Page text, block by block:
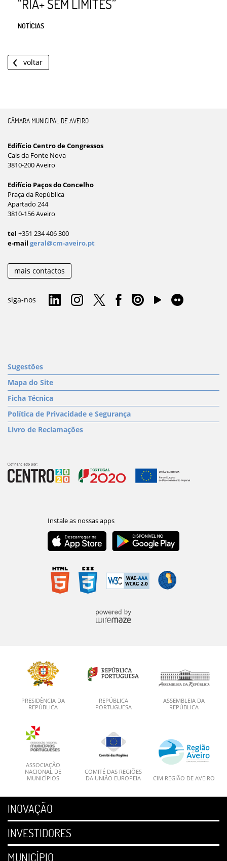
“RIA+ SEM LIMITES”
NOTÍCIAS
voltar
CÂMARA MUNICIPAL DE AVEIRO
Edifício Centro de Congressos
Cais da Fonte Nova
3810-200 Aveiro
Edifício Paços do Concelho
Praça da República
Apartado 244
3810-156 Aveiro
tel +351 234 406 300
e-mail geral@cm-aveiro.pt
mais contactos
siga-nos
Sugestões
Mapa do Site
Ficha Técnica
Política de Privacidade e Segurança
Livro de Reclamações
PRESIDÊNCIA DA
REPÚBLICA
REPÚBLICA
PORTUGUESA
ASSEMBLEIA DA
REPÚBLICA
ASSOCIAÇÃO
NACIONAL DE
MUNICÍPIOS
COMITÉ DAS REGIÕES
DA UNIÃO EUROPEIA
CIM REGIÃO DE AVEIRO
INOVAÇÃO
INVESTIDORES
MUNICÍPIO